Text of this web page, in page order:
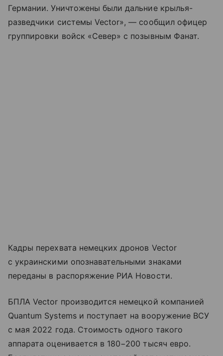
Германии. Уничтожены были дальние крылья-
разведчики системы Vector», — сообщил офицер
группировки войск «Север» с позывным Фанат.
Кадры перехвата немецких дронов Vector
с украинскими опознавательными знаками
переданы в распоряжение РИА Новости.
БПЛА Vector производится немецкой компанией
Quantum Systems и поступает на вооружение ВСУ
с мая 2022 года. Стоимость одного такого
аппарата оценивается в 180−200 тысяч евро.